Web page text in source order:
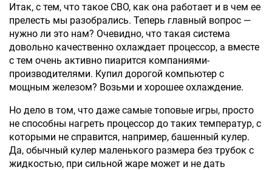
Итак, с тем, что такое СВО, как она работает и в чем ее
прелесть мы разобрались. Теперь главный вопрос —
нужно ли это нам? Очевидно, что такая система
довольно качественно охлаждает процессор, а вместе
с тем очень активно пиарится компаниями-
производителями. Купил дорогой компьютер с
мощным железом? Возьми и хорошее охлаждение.
Но дело в том, что даже самые топовые игры, просто
не способны нагреть процессор до таких температур, с
которыми не справится, например, башенный кулер.
Да, обычный кулер маленького размера без трубок с
жидкостью, при сильной жаре может и не дать